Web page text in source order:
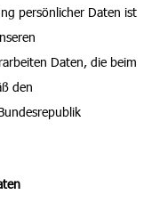
persönlicher Daten ist
Daten, die beim
den